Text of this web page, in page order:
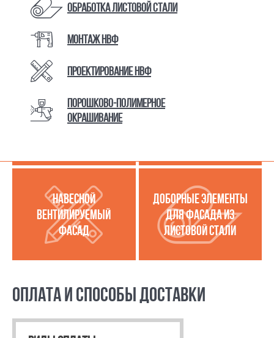
Обработка листовой стали
Монтаж НВФ
Проектирование НВФ
Порошково-полимерное
окрашивание
КАТАЛОГ ТОВАРОВ И УСЛУГ
УСЛУГИ ПО РАБОТЕ С
ЛИСТОВОЙ СТАЛЬЮ
МЕТАЛЛОКАССЕТЫ
НАВЕСНОЙ
ВЕНТИЛИРУЕМЫЙ
ФАСАД
ДОБОРНЫЕ ЭЛЕМЕНТЫ
ДЛЯ ФАСАДА ИЗ
ЛИСТОВОЙ СТАЛИ
ОПЛАТА И СПОСОБЫ ДОСТАВКИ